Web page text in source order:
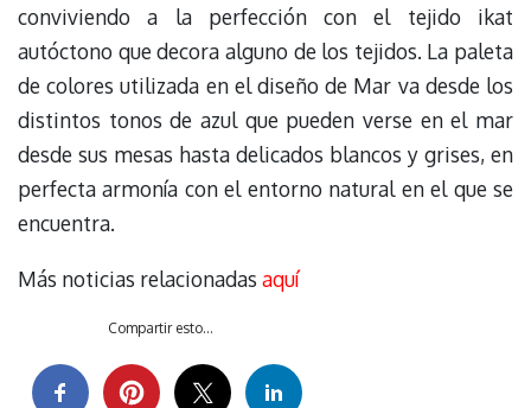
conviviendo a la perfección con el tejido ikat
autóctono que decora alguno de los tejidos. La paleta
de colores utilizada en el diseño de Mar va desde los
distintos tonos de azul que pueden verse en el mar
desde sus mesas hasta delicados blancos y grises, en
perfecta armonía con el entorno natural en el que se
encuentra.
Más noticias relacionadas aquí
Compartir esto...